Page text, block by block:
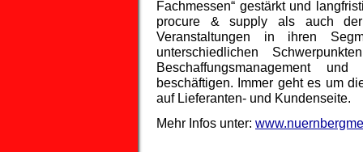
Fachmessen“ gestärkt und
procure & supply als auch
Veranstaltungen in ihren
unterschiedlichen
Beschaffungsmanagement
beschäftigen. Immer geht es um
auf Lieferanten- und Kundenseite.
Mehr Infos unter: